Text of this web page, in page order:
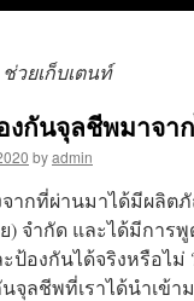
ช่วยเก็บเตนท์
กันจุลชีพมาจา
byadmin
จากที่ผ่านมาได้มีผลิ
) จำกัด และได้มีกา
ะป้องกันได้จริงหรือไ
จุลชีพที่เราได้นำเข้า